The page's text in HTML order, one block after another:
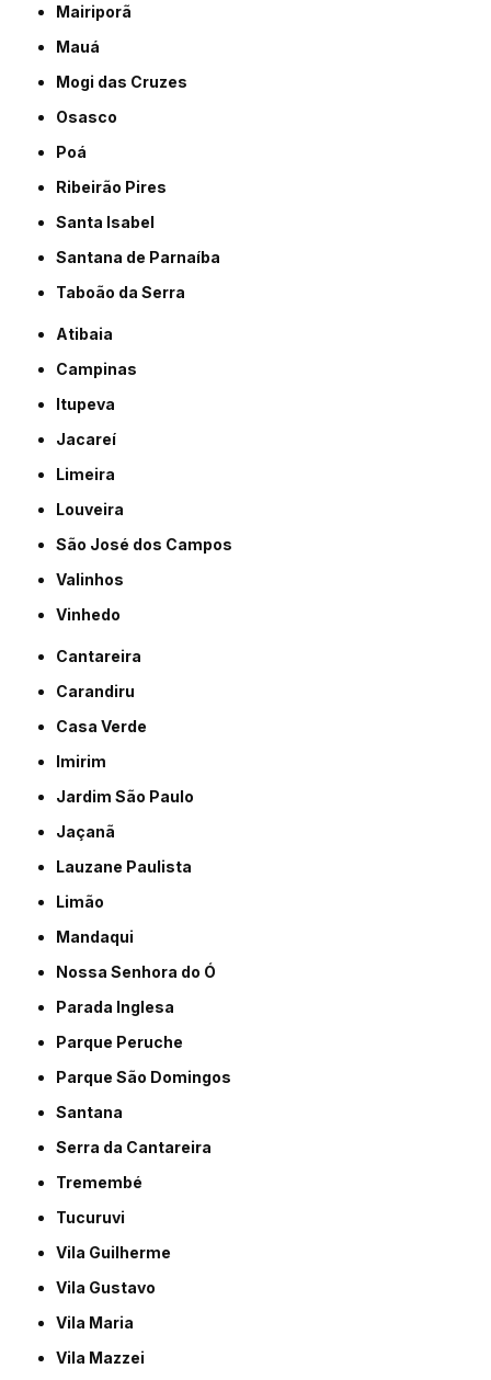
Mairiporã
Mauá
Mogi das Cruzes
Osasco
Poá
Ribeirão Pires
Santa Isabel
Santana de Parnaíba
Taboão da Serra
Atibaia
Campinas
Itupeva
Jacareí
Limeira
Louveira
São José dos Campos
Valinhos
Vinhedo
Cantareira
Carandiru
Casa Verde
Imirim
Jardim São Paulo
Jaçanã
Lauzane Paulista
Limão
Mandaqui
Nossa Senhora do Ó
Parada Inglesa
Parque Peruche
Parque São Domingos
Santana
Serra da Cantareira
Tremembé
Tucuruvi
Vila Guilherme
Vila Gustavo
Vila Maria
Vila Mazzei